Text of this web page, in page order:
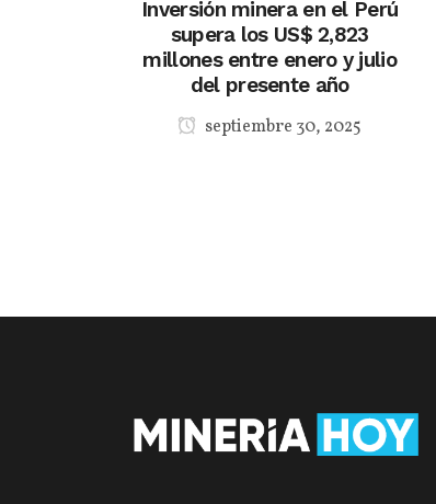
Inversión minera en el Perú
supera los US$ 2,823
millones entre enero y julio
del presente año
septiembre 30, 2025